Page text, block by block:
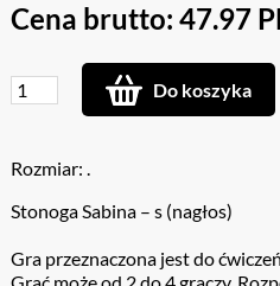
Cena brutto: 47.97
Do koszyka
Rozmiar: .
Stonoga Sabina – s (nagłos)
Gra przeznaczona jest do